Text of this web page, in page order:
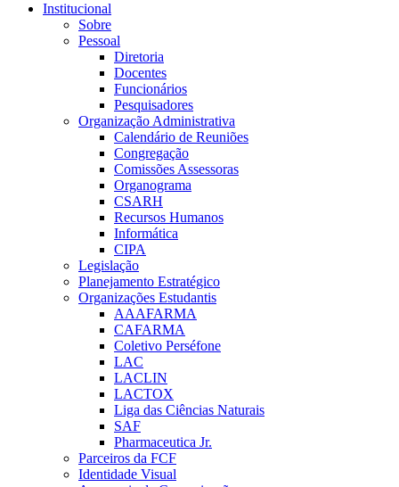
Institucional
Sobre
Pessoal
Diretoria
Docentes
Funcionários
Pesquisadores
Organização Administrativa
Calendário de Reuniões
Congregação
Comissões Assessoras
Organograma
CSARH
Recursos Humanos
Informática
CIPA
Legislação
Planejamento Estratégico
Organizações Estudantis
AAAFARMA
CAFARMA
Coletivo Perséfone
LAC
LACLIN
LACTOX
Liga das Ciências Naturais
SAF
Pharmaceutica Jr.
Parceiros da FCF
Identidade Visual